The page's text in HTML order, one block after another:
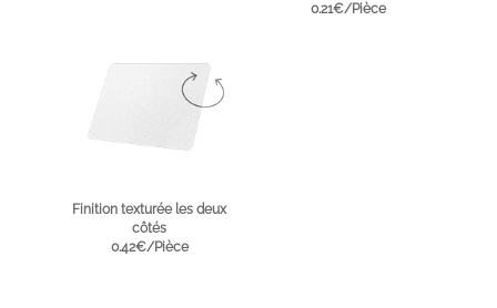
0.21€/Pièce
Finition texturée les deux
côtés
0.42€/Pièce